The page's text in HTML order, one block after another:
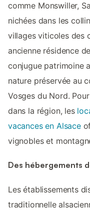
comme Monswiller,
nichées dans les
villages viticoles des
ancienne résidence
conjugue patrimoine
nature préservée au
Vosges du Nord.
dans la région, les
vacances en Alsace
vignobles et
Des hébergements
Les établissements
traditionnelle